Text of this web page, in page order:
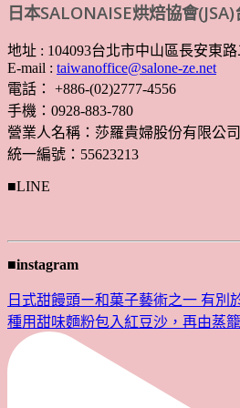
日本SALONAISE烘焙協會
地址 : 104093台北市中山區長安東
E-mail : taiwanoffice@salone-ze.net
電話： +886-(02)2777-4556
手機：0928-883-780
營業人名稱：莎羅貴婦股份有限公司
統一編號：55623213
■LINE
■instagram
日式甜饅頭ー和菓子藝術之一 有別
種用甜味麵粉包入紅豆沙，再由蒸